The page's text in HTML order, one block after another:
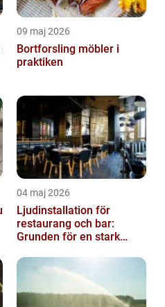
09 maj 2026
Bortforsling möbler i
praktiken
04 maj 2026
Ljudinstallation för
restaurang och bar:
Grunden för en stark